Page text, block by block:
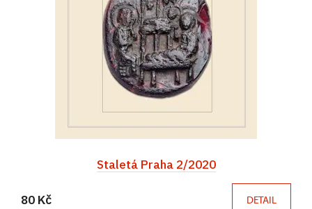
Staletá Praha 2/2020
80 Kč DETAIL